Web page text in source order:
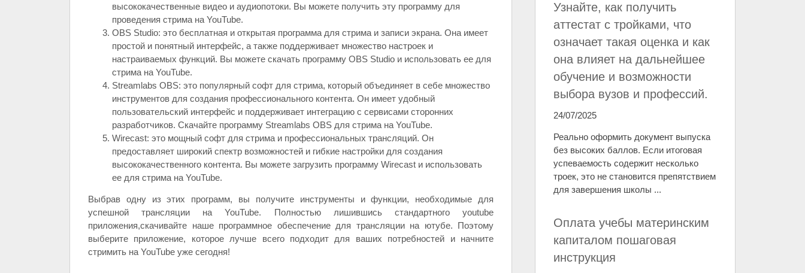
высококачественные видео и аудиопотоки. Вы можете получить эту программу для
проведения стрима на YouTube.
OBS Studio: это бесплатная и открытая программа для стрима и записи экрана. Она имеет
простой и понятный интерфейс, а также поддерживает множество настроек и
настраиваемых функций. Вы можете скачать программу OBS Studio и использовать ее для
стрима на YouTube.
Streamlabs OBS: это популярный софт для стрима, который объединяет в себе множество
инструментов для создания профессионального контента. Он имеет удобный
пользовательский интерфейс и поддерживает интеграцию с сервисами сторонних
разработчиков. Скачайте программу Streamlabs OBS для стрима на YouTube.
Wirecast: это мощный софт для стрима и профессиональных трансляций. Он
предоставляет широкий спектр возможностей и гибкие настройки для создания
высококачественного контента. Вы можете загрузить программу Wirecast и использовать
ее для стрима на YouTube.
Выбрав одну из этих программ, вы получите инструменты и функции, необходимые для
успешной трансляции на YouTube. Полностью лишившись стандартного youtube
приложения,скачивайте наше программное обеспечение для трансляции на ютубе. Поэтому
выберите приложение, которое лучше всего подходит для ваших потребностей и начните
стримить на YouTube уже сегодня!
Узнайте, как получить
аттестат с тройками, что
означает такая оценка и как
она влияет на дальнейшее
обучение и возможности
выбора вузов и профессий.
24/07/2025
Реально оформить документ выпуска
без высоких баллов. Если итоговая
успеваемость содержит несколько
троек, это не становится препятствием
для завершения школы ...
Оплата учебы материнским
капиталом пошаговая
инструкция